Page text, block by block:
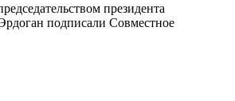
президента
подписали Совместное